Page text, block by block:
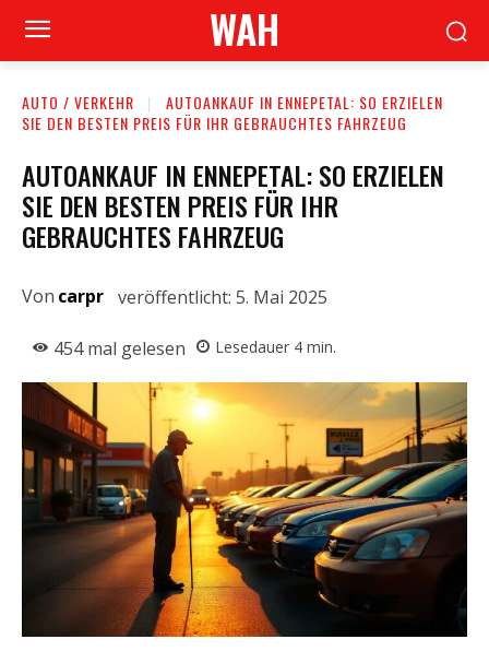
WAH
AUTO / VERKEHR
AUTOANKAUF IN ENNEPETAL: SO ERZIELEN
SIE DEN BESTEN PREIS FÜR IHR GEBRAUCHTES FAHRZEUG
AUTOANKAUF IN ENNEPETAL: SO ERZIELEN
SIE DEN BESTEN PREIS FÜR IHR
GEBRAUCHTES FAHRZEUG
Von carpr veröffentlicht: 5. Mai 2025
454mal gelesen Lesedauer 4 min.